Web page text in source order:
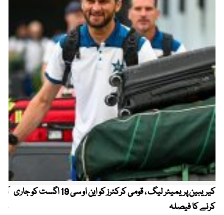
کیریبین پریمیئر لیگ ، قومی کرکٹرز کو این او سی 19 اگست کو جاری
کرنے کا فیصلہ